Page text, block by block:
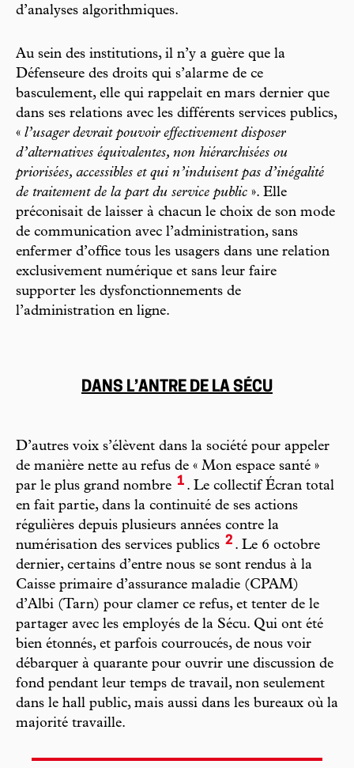
d’analyses algorithmiques.
Au sein des institutions, il n’y a guère que la
Défenseure des droits qui s’alarme de ce
basculement, elle qui rappelait en mars dernier que
dans ses relations avec les différents services publics,
« l’usager devrait pouvoir effectivement disposer
d’alternatives équivalentes, non hiérarchisées ou
priorisées, accessibles et qui n’induisent pas d’inégalité
de traitement de la part du service public ». Elle
préconisait de laisser à chacun le choix de son mode
de communication avec l’administration, sans
enfermer d’office tous les usagers dans une relation
exclusivement numérique et sans leur faire
supporter les dysfonctionnements de
l’administration en ligne.
DANS L’ANTRE DE LA SÉCU
D’autres voix s’élèvent dans la société pour appeler
de manière nette au refus de « Mon espace santé »
par le plus grand nombre 1 . Le collectif Écran total
en fait partie, dans la continuité de ses actions
régulières depuis plusieurs années contre la
numérisation des services publics 2 . Le 6 octobre
dernier, certains d’entre nous se sont rendus à la
Caisse primaire d’assurance maladie (CPAM)
d’Albi (Tarn) pour clamer ce refus, et tenter de le
partager avec les employés de la Sécu. Qui ont été
bien étonnés, et parfois courroucés, de nous voir
débarquer à quarante pour ouvrir une discussion de
fond pendant leur temps de travail, non seulement
dans le hall public, mais aussi dans les bureaux où la
majorité travaille.